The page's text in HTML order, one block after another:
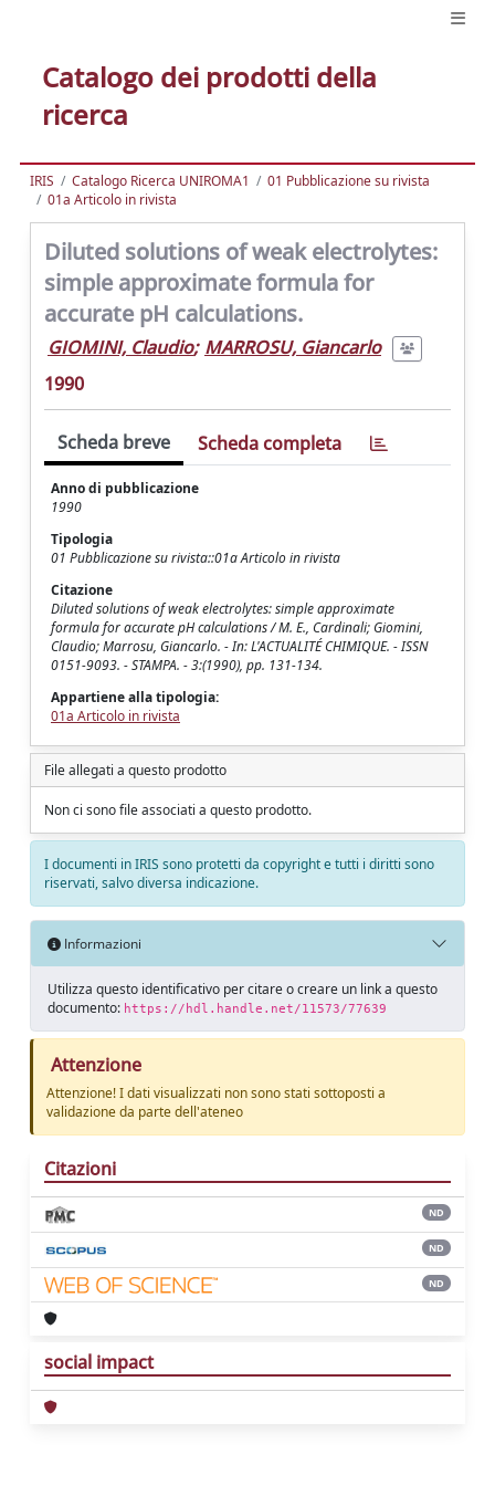
Catalogo dei prodotti della
ricerca
IRIS Catalogo Ricerca UNIROMA1
01 Pubblicazione su rivista
01a Articolo in rivista
Diluted solutions of weak electrolytes:
simple approximate formula for
accurate pH calculations.
GIOMINI, Claudio; MARROSU, Giancarlo
1990
Scheda breve Scheda completa
Anno di pubblicazione
1990
Tipologia
01 Pubblicazione su rivista::01a Articolo in rivista
Citazione
Diluted solutions of weak electrolytes: simple approximate
formula for accurate pH calculations / M. E., Cardinali; Giomini,
Claudio; Marrosu, Giancarlo. - In: L'ACTUALITÉ CHIMIQUE. - ISSN
0151-9093. - STAMPA. - 3:(1990), pp. 131-134.
Appartiene alla tipologia:
01a Articolo in rivista
File allegati a questo prodotto
Non ci sono file associati a questo prodotto.
I documenti in IRIS sono protetti da copyright e tutti i diritti sono
riservati, salvo diversa indicazione.
Informazioni
Utilizza questo identificativo per citare o creare un link a questo
documento: https://hdl.handle.net/11573/77639
Attenzione
Attenzione! I dati visualizzati non sono stati sottoposti a
validazione da parte dell'ateneo
Citazioni
ND
ND
ND
social impact